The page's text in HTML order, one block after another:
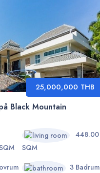
Black Mountain
25,000,000 THB
448.00
SQM
3 Badrum